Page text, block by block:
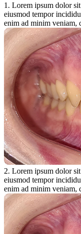
1. Lorem ipsum dolor
eiusmod tempor
enim ad minim veniam,
2. Lorem ipsum dolor
eiusmod tempor
enim ad minim veniam,